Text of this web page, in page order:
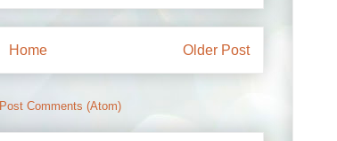
Older Post
Home
Post Comments (Atom)